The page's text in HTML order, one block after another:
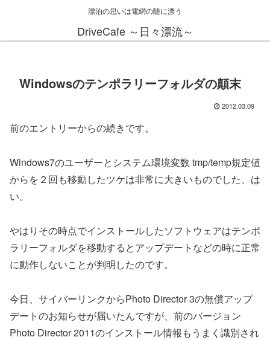
漂泊の思いは電網の隨に漂う
DriveCafe ～日々漂流～
Windowsのテンポラリーフォルダの顛末
2012.03.09
前のエントリーからの続きです。
Windows7のユーザーとシステム環境変数 tmp/temp規定値
からを２回も移動したツケは非常に大きいものでした、は
い。
やはりその時点でインストールしたソフトウェアはテンポ
ラリーフォルダを移動するとアップデートなどの時に正常
に動作しないことが判明したのです。
今日、サイバーリンクからPhoto Director 3の無償アップ
デートのお知らせが届いたんですが、前のバージョン
Photo Director 2011のインストール情報もうまく識別され